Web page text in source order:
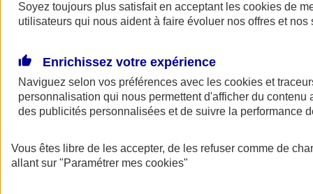
Être accompagné par un
Soyez toujours plus satisfait en acceptant les cookies de
utilisateurs qui nous aident à faire évoluer nos offres et nos
Enrichissez votre expérience
Naviguez selon vos préférences avec les cookies et
personnalisation qui nous permettent d'afficher du contenu
des publicités personnalisées et de suivre la performance
Vous êtes libre de les accepter, de les refuser comme de
allant sur "Paramétrer mes cookies"